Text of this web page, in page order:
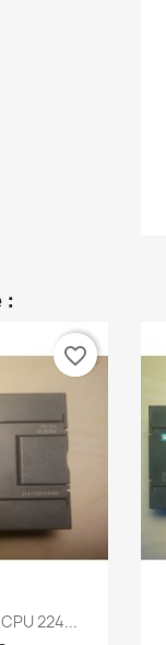
224...
favorite_border